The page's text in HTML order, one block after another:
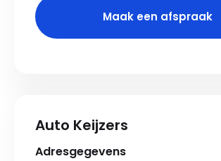
Maak een afspraak
Auto Keijzers
Adresgegevens